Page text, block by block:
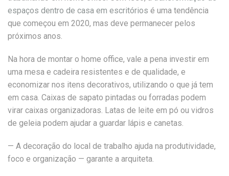
espaços dentro de casa em escritórios é uma tendência
que começou em 2020, mas deve permanecer pelos
próximos anos.
Na hora de montar o home office, vale a pena investir em
uma mesa e cadeira resistentes e de qualidade, e
economizar nos itens decorativos, utilizando o que já tem
em casa. Caixas de sapato pintadas ou forradas podem
virar caixas organizadoras. Latas de leite em pó ou vidros
de geleia podem ajudar a guardar lápis e canetas.
— A decoração do local de trabalho ajuda na produtividade,
foco e organização — garante a arquiteta.